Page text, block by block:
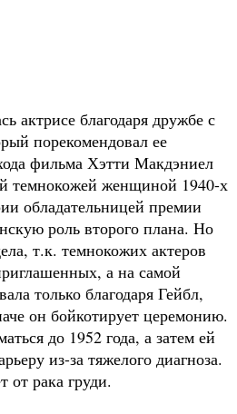
актрисе благодаря дружбе с
порекомендовал ее
фильма Хэтти Макдэниел
темнокожей женщиной 1940-х
обладательницей премии
роль второго плана. Но
т.к. темнокожих актеров
а на самой
только благодаря Гейбл,
он бойкотирует церемонию.
до 1952 года, а затем ей
из-за тяжелого диагноза.
от рака груди.